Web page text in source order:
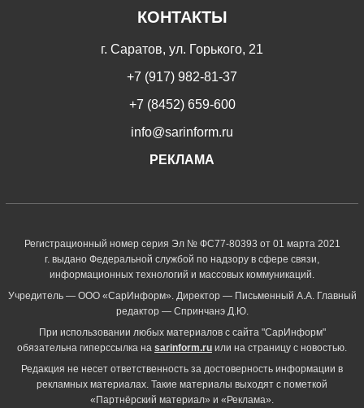
КОНТАКТЫ
г. Саратов, ул. Горького, 21
+7 (917) 982-81-37
+7 (8452) 659-600
info@sarinform.ru
РЕКЛАМА
Регистрационный номер серия Эл № ФС77-80393 от 01 марта 2021
г. выдано Федеральной службой по надзору в сфере связи,
информационных технологий и массовых коммуникаций.
Учредитель — ООО «СарИнформ». Директор — Письменный А.А. Главный
редактор — Спринчанэ Д.Ю.
При использовании любых материалов с сайта "СарИнформ"
обязательна гиперссылка на sarinform.ru или на страницу с новостью.
Редакция не несет ответственность за достоверность информации в
рекламных материалах. Такие материалы выходят с пометкой
«Партнёрский материал» и «Реклама».